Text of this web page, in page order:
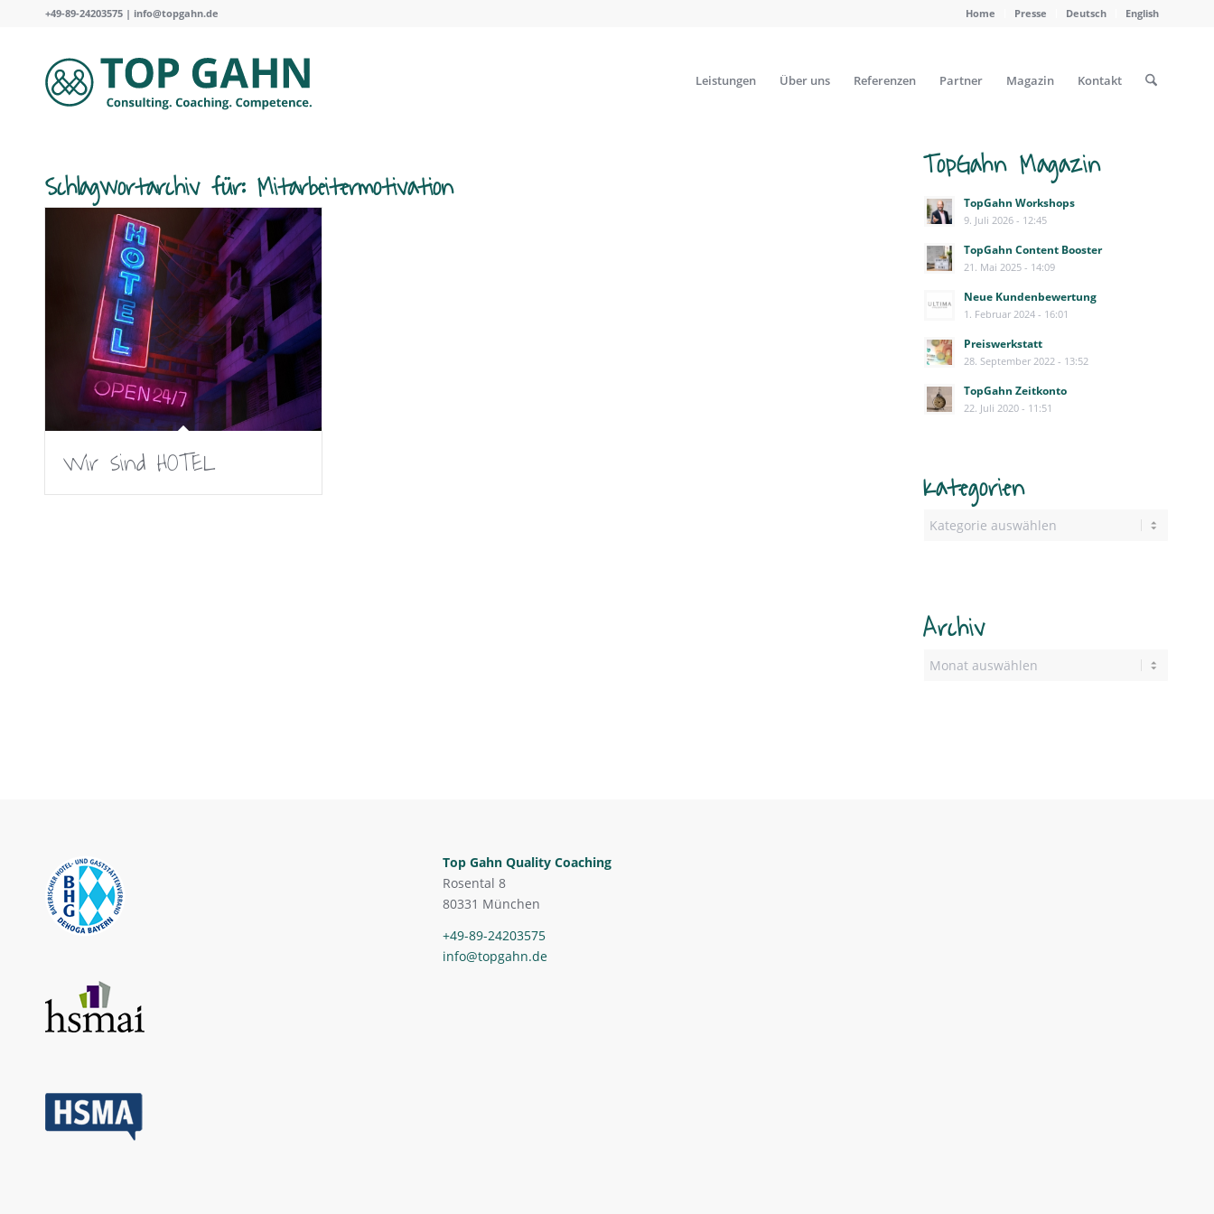
Home Presse Deutsch English
+49-89-24203575 | info@topgahn.de
Leistungen Über uns Referenzen Partner Magazin Kontakt
Schlagwortarchiv für: Mitarbeitermotivation
Wir sind HOTEL
TopGahn Magazin
TopGahn Workshops
9. Juli 2026 - 12:45
TopGahn Content Booster
21. Mai 2025 - 14:09
Neue Kundenbewertung
1. Februar 2024 - 16:01
Preiswerkstatt
28. September 2022 - 13:52
TopGahn Zeitkonto
22. Juli 2020 - 11:51
Kategorien
Archiv
Top Gahn Quality Coaching
Rosental 8
80331 München
+49-89-24203575
info@topgahn.de